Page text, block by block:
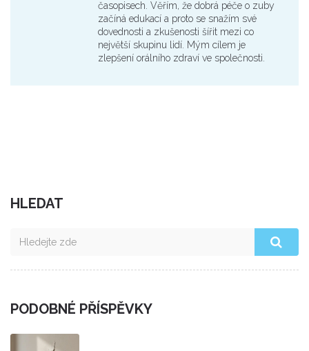
časopisech. Věřím, že dobrá péče o zuby
začíná edukací a proto se snažím své
dovednosti a zkušenosti šířit mezi co
největší skupinu lidí. Mým cílem je
zlepšení orálního zdraví ve společnosti.
HLEDAT
PODOBNÉ PŘÍSPĚVKY